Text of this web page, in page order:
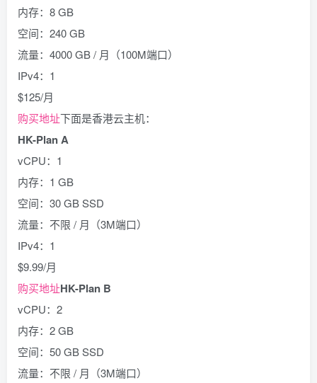
内存：8 GB
空间：240 GB
流量：4000 GB / 月（100M端口）
IPv4：1
$125/月
购买地址下面是香港云主机：
HK-Plan A
vCPU：1
内存：1 GB
空间：30 GB SSD
流量：不限 / 月（3M端口）
IPv4：1
$9.99/月
购买地址HK-Plan B
vCPU：2
内存：2 GB
空间：50 GB SSD
流量：不限 / 月（3M端口）